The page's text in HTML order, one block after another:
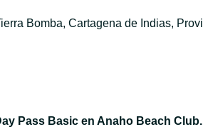
Bomba, Cartagena de Indias,
Pass Basic en Anaho Beach